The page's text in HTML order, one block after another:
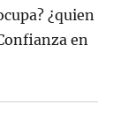
¿quien
en